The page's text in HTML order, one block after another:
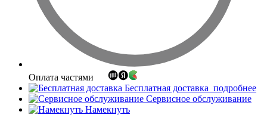
Оплата частями
Бесплатная доставка подробнее
Сервисное обслуживание
Намекнуть